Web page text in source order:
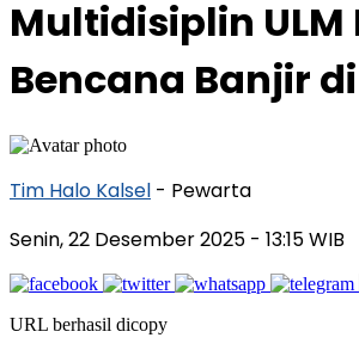
Multidisiplin
Bencana Banjir
Tim Halo Kalsel - Pewarta
Senin, 22 Desember 2025 - 13:15 WIB
URL berhasil dicopy